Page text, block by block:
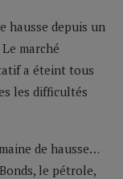
hausse depuis un
marché
a éteint tous
les difficultés
de hausse…
le pétrole,